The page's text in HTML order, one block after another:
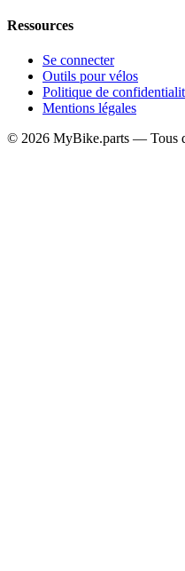
Ressources
Se connecter
Outils pour vélos
Politique de
Mentions légales
© 2026 MyBike.parts — Tous